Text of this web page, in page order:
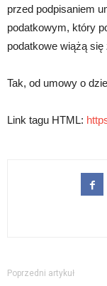
przed podpisaniem
podatkowym, który
podatkowe wiążą się
Tak, od umowy o
Link tagu HTML:
Poprzedni artykuł